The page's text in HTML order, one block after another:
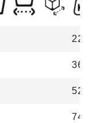
22.3
36.7
52.4
74.8